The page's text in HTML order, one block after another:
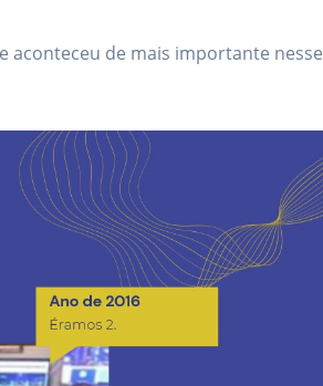
aconteceu de mais importante nesse